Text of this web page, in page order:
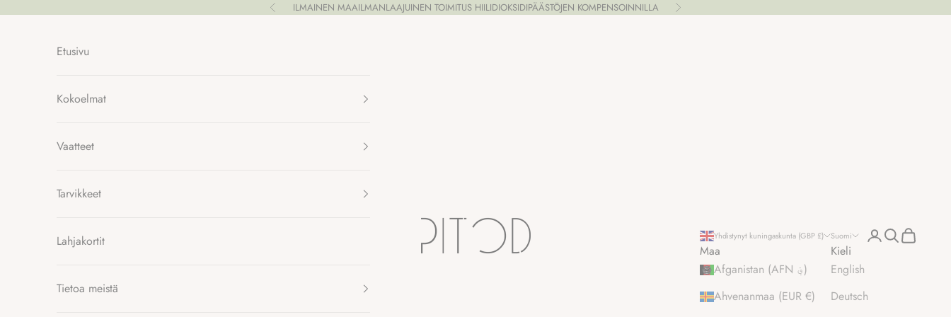
EdellinenILMAINEN MAAILMANLAAJUINEN TOIMITUS HIILIDIOKSIDIPÄÄSTÖJEN KOMPENSOINNILLA Seuraava
Pitod
Yhdistynyt kuningaskunta (GBP £)
Maa
Afganistan (AFN ؋)
Ahvenanmaa (EUR €)
Suomi
Kieli
English
Deutsch
Kirjaudu sisään
HakuOstoskori
Etusivu
Kokoelmat
Vaatteet
Tarvikkeet
Lahjakortit
Tietoa meistä